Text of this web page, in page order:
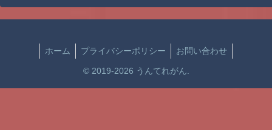
ホーム プライバシーポリシー お問い合わせ
© 2019-2026 うんてれがん.